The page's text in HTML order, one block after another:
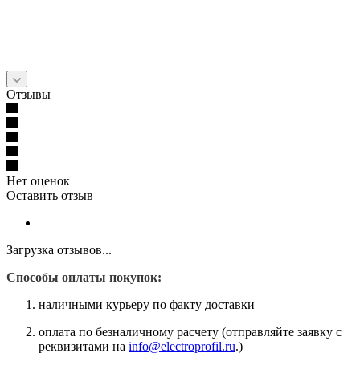
Отзывы
Нет оценок
Оставить отзыв
Загрузка отзывов...
Способы оплаты покупок:
наличными курьеру по факту доставки
оплата по безналичному расчету (отправляйте заявку с
реквизитами на info@electroprofil.ru.)